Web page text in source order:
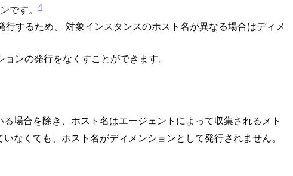
です。4
するため、 対象インスタンスのホスト名が異なる場合はディメ
ンの発行をなくすことができます。
場合を除き、ホスト名はエージェントによって収集されるメト
なくても、ホスト名がディメンションとして発行されません。